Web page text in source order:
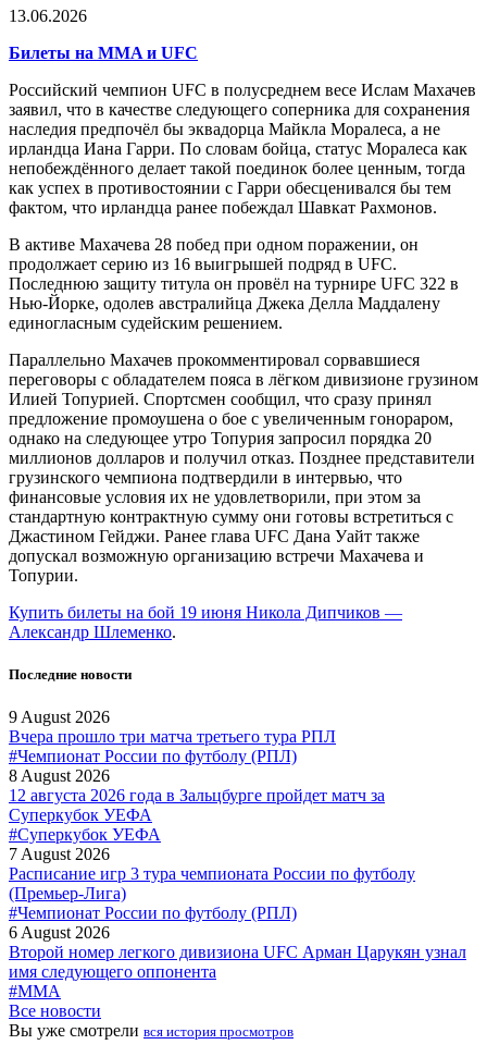
13.06.2026
Билеты на MMA и UFC
Российский чемпион UFC в полусреднем весе Ислам Махачев
заявил, что в качестве следующего соперника для сохранения
наследия предпочёл бы эквадорца Майкла Моралеса, а не
ирландца Иана Гарри. По словам бойца, статус Моралеса как
непобеждённого делает такой поединок более ценным, тогда
как успех в противостоянии с Гарри обесценивался бы тем
фактом, что ирландца ранее побеждал Шавкат Рахмонов.
В активе Махачева 28 побед при одном поражении, он
продолжает серию из 16 выигрышей подряд в UFC.
Последнюю защиту титула он провёл на турнире UFC 322 в
Нью-Йорке, одолев австралийца Джека Делла Маддалену
единогласным судейским решением.
Параллельно Махачев прокомментировал сорвавшиеся
переговоры с обладателем пояса в лёгком дивизионе грузином
Илией Топурией. Спортсмен сообщил, что сразу принял
предложение промоушена о бое с увеличенным гонораром,
однако на следующее утро Топурия запросил порядка 20
миллионов долларов и получил отказ. Позднее представители
грузинского чемпиона подтвердили в интервью, что
финансовые условия их не удовлетворили, при этом за
стандартную контрактную сумму они готовы встретиться с
Джастином Гейджи. Ранее глава UFC Дана Уайт также
допускал возможную организацию встречи Махачева и
Топурии.
Купить билеты на бой 19 июня Никола Дипчиков —
Александр Шлеменко.
Последние новости
9 August 2026
Вчера прошло три матча третьего тура РПЛ
#Чемпионат России по футболу (РПЛ)
8 August 2026
12 августа 2026 года в Зальцбурге пройдет матч за
Суперкубок УЕФА
#Суперкубок УЕФА
7 August 2026
Расписание игр 3 тура чемпионата России по футболу
(Премьер-Лига)
#Чемпионат России по футболу (РПЛ)
6 August 2026
Второй номер легкого дивизиона UFC Арман Царукян узнал
имя следующего оппонента
#MMA
Все новости
Вы уже смотрели вся история просмотров